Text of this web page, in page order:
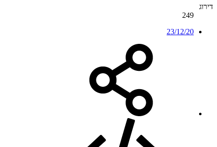
דירוג
249
23/12/20